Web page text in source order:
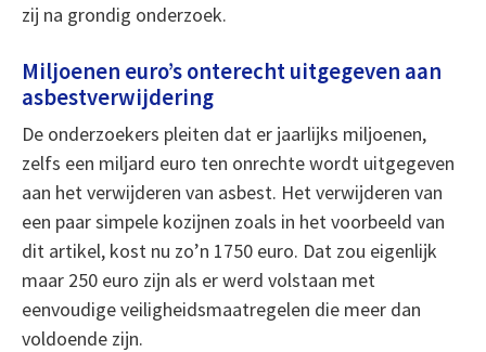
zij na grondig onderzoek.
Miljoenen euro’s onterecht uitgegeven aan
asbestverwijdering
De onderzoekers pleiten dat er jaarlijks miljoenen,
zelfs een miljard euro ten onrechte wordt uitgegeven
aan het verwijderen van asbest. Het verwijderen van
een paar simpele kozijnen zoals in het voorbeeld van
dit artikel, kost nu zo’n 1750 euro. Dat zou eigenlijk
maar 250 euro zijn als er werd volstaan met
eenvoudige veiligheidsmaatregelen die meer dan
voldoende zijn.